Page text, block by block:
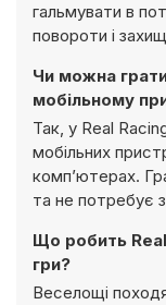
гальмувати в
повороти і
Чи можна
мобільному
Так, у Real
мобільних
комп’ютерах.
та не потребує
Що робить
гри?
Веселощі